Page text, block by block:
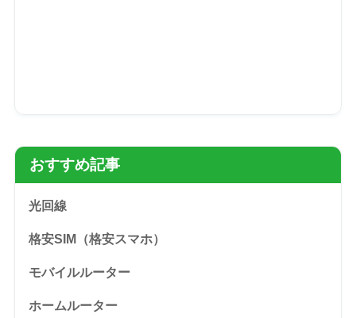
おすすめ記事
光回線
格安SIM（格安スマホ）
モバイルルーター
ホームルーター